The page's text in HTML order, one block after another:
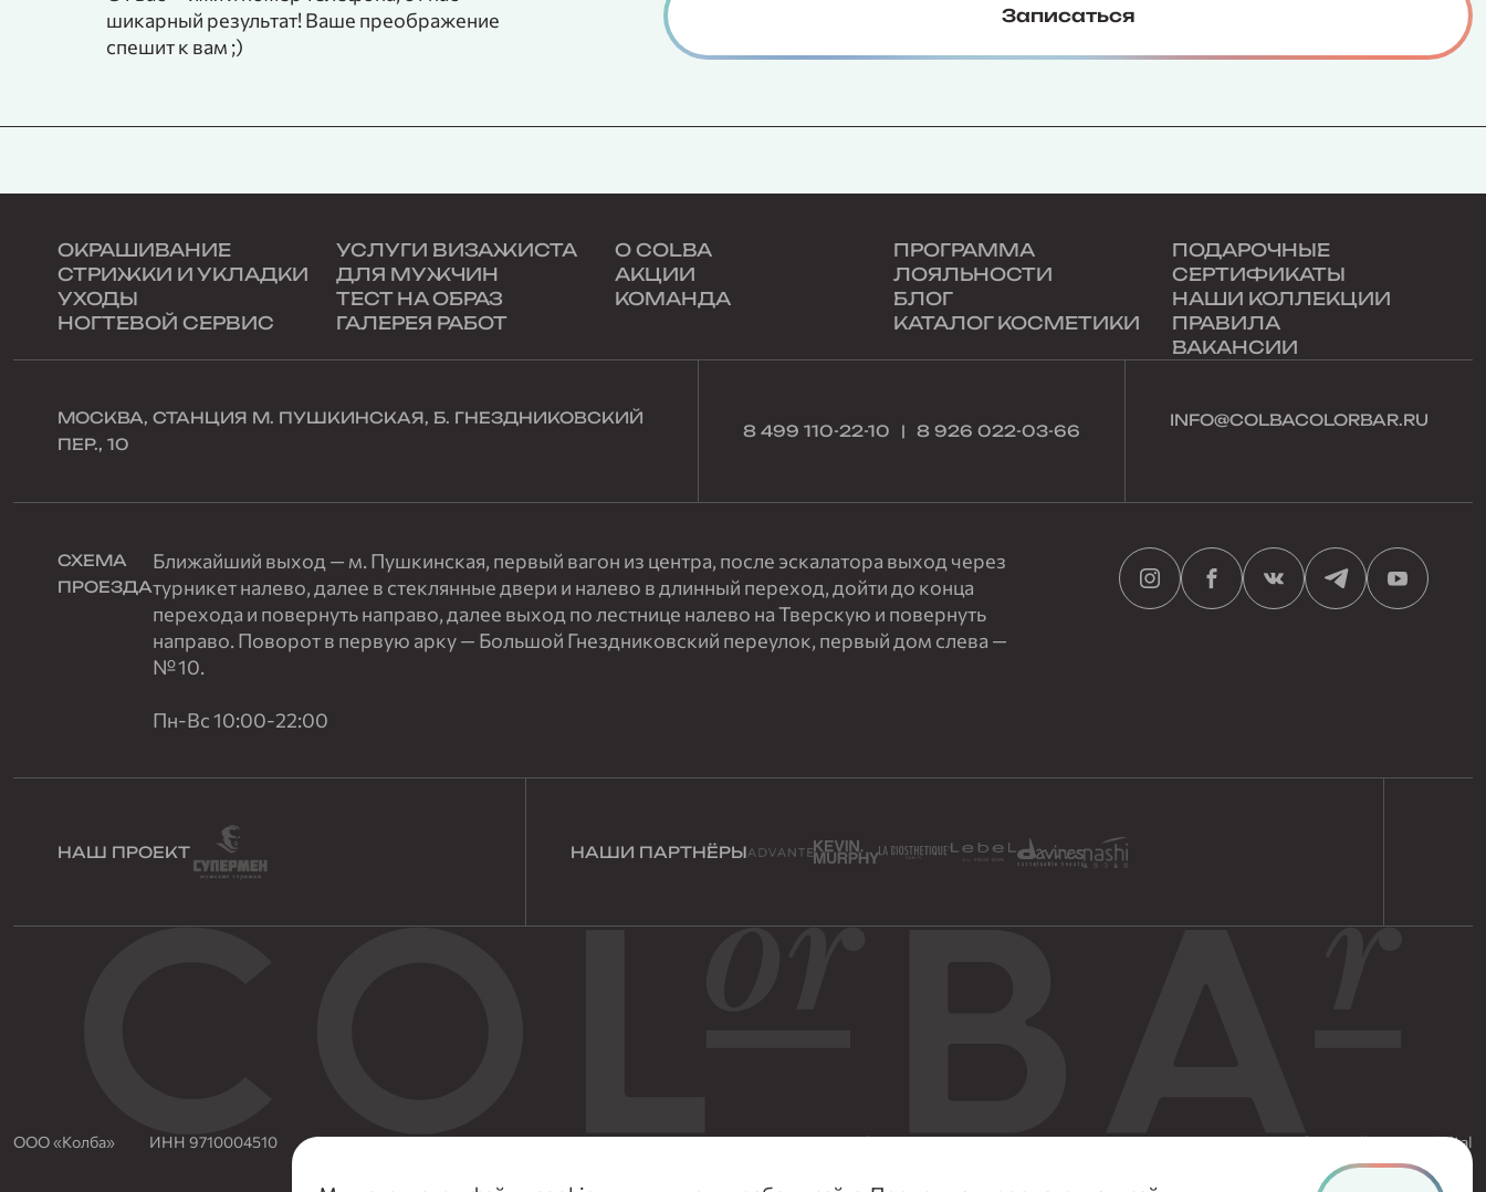
шикарный результат! Ваше преображение
спешит к вам ;)
Записаться
СЕРТИФИКАТ
ОКРАШИВАНИЕ
СТРИЖКИ И УКЛАДКИ
УХОДЫ
НОГТЕВОЙ СЕРВИС
УСЛУГИ ВИЗАЖИСТА
ДЛЯ МУЖЧИН
ТЕСТ НА ОБРАЗ
ГАЛЕРЕЯ РАБОТ
О COLBA
АКЦИИ
КОМАНДА
ПРОГРАММА
ЛОЯЛЬНОСТИ
БЛОГ
КАТАЛОГ КОСМЕТИКИ
ПОДАРОЧНЫЕ
СЕРТИФИКАТЫ
НАШИ КОЛЛЕКЦИИ
ПРАВИЛА
ВАКАНСИИ
МОСКВА, СТАНЦИЯ М. ПУШКИНСКАЯ, Б. ГНЕЗДНИКОВСКИЙ
ПЕР., 10
8 499 110-22-10 8 926 022-03-66
INFO@COLBACOLORBAR.RU
СХЕМА
ПРОЕЗДА
Ближайший выход — м. Пушкинская, первый вагон из центра, после эскалатора выход через
турникет налево, далее в стеклянные двери и налево в длинный переход, дойти до конца
перехода и повернуть направо, далее выход по лестнице налево на Тверскую и повернуть
направо. Поворот в первую арку — Большой Гнездниковский переулок, первый дом слева —
№ 10.
Пн-Вс 10:00-22:00
НАШ ПРОЕКТ НАШИ ПАРТНЁРЫ
ООО «Колба» ИНН 9710004510 ОГРН 5157746080950 © 2026 г. Все права защищены Политика конфиденциальности Правила посещения салона Разработка сайта Nuts Digital